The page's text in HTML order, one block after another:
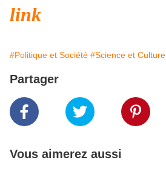
link
#Politique et Société #Science et Culture
Partager
Vous aimerez aussi